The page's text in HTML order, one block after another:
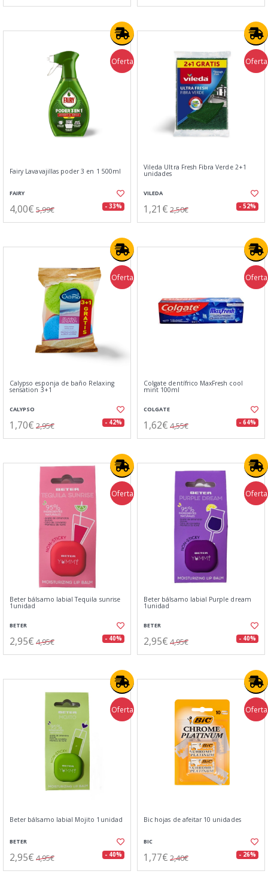
Oferta
Fairy Lavavajillas poder 3 en 1 500ml
FAIRY
4,00€ 5,99€ - 33%
Oferta
Vileda Ultra Fresh Fibra Verde 2+1
unidades
VILEDA
1,21€ 2,50€ - 52%
Oferta
Calypso esponja de baño Relaxing
sensation 3+1
CALYPSO
1,70€ 2,95€ - 42%
Oferta
Colgate dentífrico MaxFresh cool
mint 100ml
COLGATE
1,62€ 4,55€ - 64%
Oferta
Beter bálsamo labial Tequila sunrise
1unidad
BETER
2,95€ 4,95€ - 40%
Oferta
Beter bálsamo labial Purple dream
1unidad
BETER
2,95€ 4,95€ - 40%
Oferta
Beter bálsamo labial Mojito 1unidad
BETER
2,95€ 4,95€ - 40%
Oferta
Bic hojas de afeitar 10 unidades
BIC
1,77€ 2,40€ - 26%